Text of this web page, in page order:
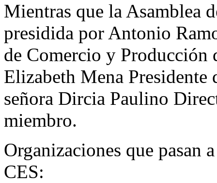
Mientras que la Asamblea
presidida por Antonio
de Comercio y Producción
Elizabeth Mena
señora Dircia Paulino
miembro.
Organizaciones que pasan
CES: